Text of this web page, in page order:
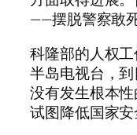
——摆脱警察敢
科隆部的人权
半岛电视台，
没有发生根本
试图降低国家